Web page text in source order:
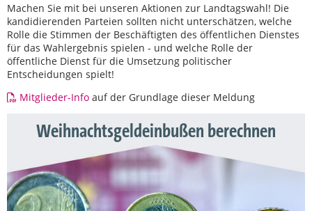
Machen Sie mit bei unseren Aktionen zur Landtagswahl! Die
kandidierenden Parteien sollten nicht unterschätzen, welche
Rolle die Stimmen der Beschäftigten des öffentlichen Dienstes
für das Wahlergebnis spielen - und welche Rolle der
öffentliche Dienst für die Umsetzung politischer
Entscheidungen spielt!
Mitglieder-Info auf der Grundlage dieser Meldung
Weihnachtsgeldeinbußen berechnen